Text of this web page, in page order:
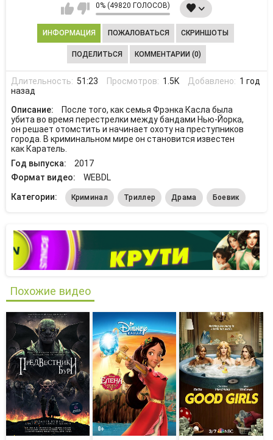
0% (49820 ГОЛОСОВ)
ИНФОРМАЦИЯ ПОЖАЛОВАТЬСЯ СКРИНШОТЫ
ПОДЕЛИТЬСЯ КОММЕНТАРИИ (0)
Длительность: 51:23 Просмотров: 1.5K Добавлено: 1 год
назад
Описание:
После того, как семья Фрэнка Касла была
убита во время перестрелки между бандами Нью-Йорка,
он решает отомстить и начинает охоту на преступников
города. В криминальном мире он становится известен
как Каратель.
Год выпуска:
2017
Формат видео:
WEBDL
Категории:
Криминал Триллер Драма Боевик
Похожие видео